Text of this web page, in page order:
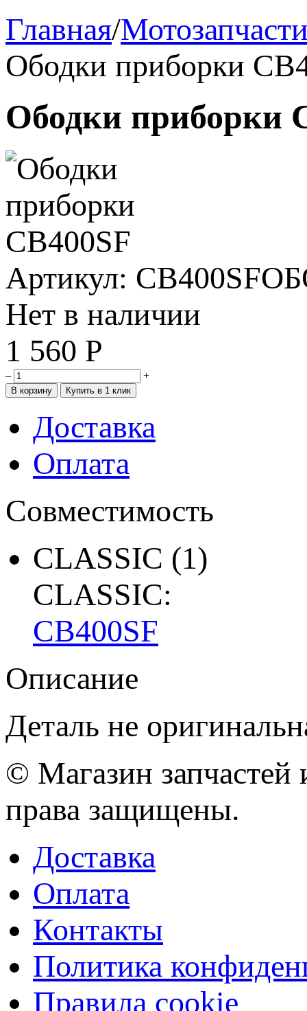
Главная/
Ободки приборки
Ободки приборки
Артикул:
Нет в наличии
1 560 Р
– +
Доставка
Оплата
Совместимость
CLASSIC (1)
CLASSIC:
CB400SF
Описание
Деталь не
© Магазин
права защищены.
Доставка
Оплата
Контакты
Политика
Правила cookie